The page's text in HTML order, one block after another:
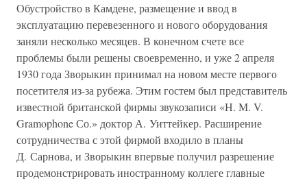
Обустройство в Камдене, размещение и ввод в
эксплуатацию перевезенного и нового оборудования
заняли несколько месяцев. В конечном счете все
проблемы были решены своевременно, и уже 2 апреля
1930 года Зворыкин принимал на новом месте первого
посетителя из-за рубежа. Этим гостем был представитель
известной британской фирмы звукозаписи «Н. М. V.
Gramophone Со.» доктор А. Уиттейкер. Расширение
сотрудничества с этой фирмой входило в планы
Д. Сарнова, и Зворыкин впервые получил разрешение
продемонстрировать иностранному коллеге главные